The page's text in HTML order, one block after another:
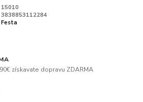
15010
3838853112284
Festa
získavate dopravu ZDARMA